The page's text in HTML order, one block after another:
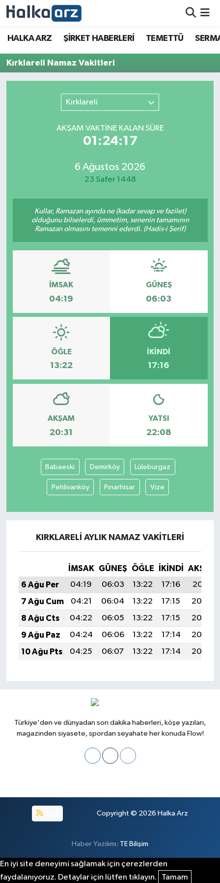
HALKA ARZ ŞİRKET HABERLERİ TEMETTÜ
Kırklareli Namaz Vakitleri
Kırklareli
AKŞAM VAKTİNE KALAN SÜRE
01:24:17
6 Ağustos 2026
23 Safer 1448
Kullar, Ramazan ayında ne (kadar sevap ve fazilet)
olduğunu bilselerdi, ümmetim, senenin tamamının
Ramazan olmasını temenni ederdi. (Hadis-i Şerif)
İMSAK
04:19
GÜNEŞ
06:03
ÖĞLE
13:22
İKINDI
17:16
AKŞAM
20:31
YATSI
22:08
Babaeski Demirköy Lüleburgaz
Pehlivanköy Pınarhisar Vize
KIRKLARELI AYLIK NAMAZ VAKITLERI
İMSAK GÜNEŞ ÖĞLE İKINDI
AKŞAM
6 Ağu Per
04:19 06:03 13:22 17:16
20:31
7 Ağu Cum
04:21 06:04 13:22 17:15
20:30
8 Ağu Cts
04:22 06:05 13:22 17:15
20:29
9 Ağu Paz
04:24 06:06 13:22 17:14
20:27
10 Ağu Pts
04:25 06:07 13:22 17:14 20:26
Türkiye'den ve dünyadan son dakika haberleri, köşe yazıları,
magazinden siyasete, spordan seyahate her konuda Flow!
Copyright © 2026 Halka Arz
Haber Yazılımı: TE Bilişim
En iyi site deneyimi sağlamak için çerezlerden
faydalanıyoruz. Detaylar için lütfen tıklayın.
Tamam
HALKA ARZ
SERMAYE ARTIRIMI
TEMETTÜ